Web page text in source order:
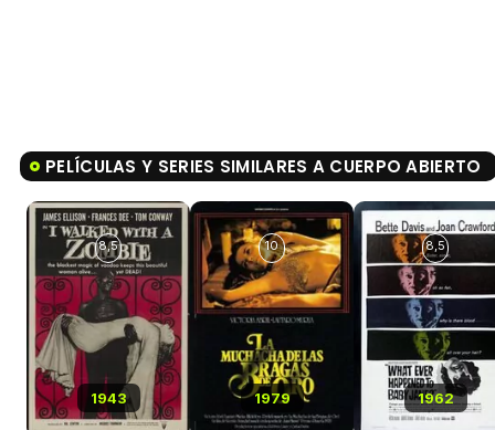
PELÍCULAS Y SERIES SIMILARES A CUERPO ABIERTO
1943
8,5
1979
10
1962
8,5